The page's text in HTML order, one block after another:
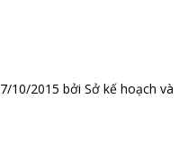
10/2015 bởi Sở kế hoạch và